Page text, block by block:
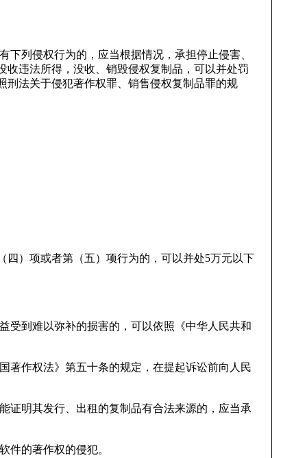
列侵权行为的，应当根据情况，承担停止侵害、
违法所得，没收、销毁侵权复制品，可以并处罚
刑法关于侵犯著作权罪、销售侵权复制品罪的规
四）项或者第（五）项行为的，可以并处5万元以下
受到难以弥补的损害的，可以依照《中华人民共和
著作权法》第五十条的规定，在提起诉讼前向人民
证明其发行、出租的复制品有合法来源的，应当承
件的著作权的侵犯。